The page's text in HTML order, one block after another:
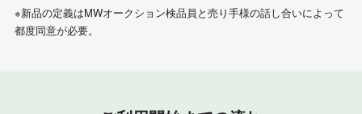
※新品の定義はMWオークション検品員と売り手様の話し合いによって
都度同意が必要。